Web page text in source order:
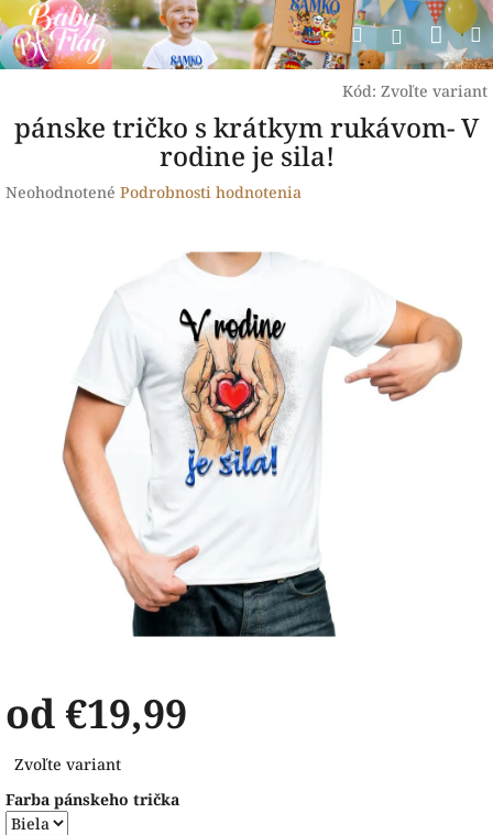
Prejsť
na
obsah
Hľadať
Kód: Zvoľte variant
pánske tričko s krátkym rukávom- V
rodine je sila!
Priemerné
Neohodnotené Podrobnosti hodnotenia
od €19,99
cena:
Zvoľte variant
Farba pánskeho trička